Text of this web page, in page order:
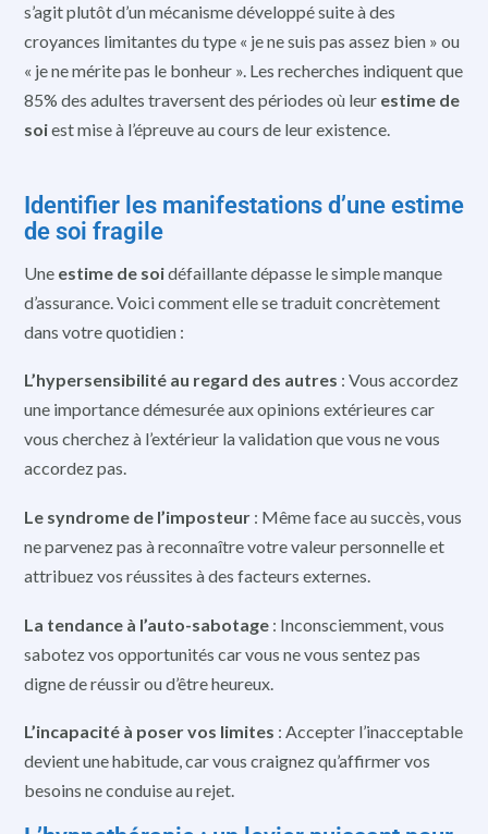
s’agit plutôt d’un mécanisme développé suite à des
croyances limitantes du type « je ne suis pas assez bien » ou
« je ne mérite pas le bonheur ». Les recherches indiquent que
85% des adultes traversent des périodes où leur estime de
soiest mise à l’épreuve au cours de leur existence.
Identifier les manifestations d’une estime
de soi fragile
Une estime de soidéfaillante dépasse le simple manque
d’assurance. Voici comment elle se traduit concrètement
dans votre quotidien :
L’hypersensibilité au regard des autres : Vous accordez
une importance démesurée aux opinions extérieures car
vous cherchez à l’extérieur la validation que vous ne vous
accordez pas.
Le syndrome de l’imposteur : Même face au succès, vous
ne parvenez pas à reconnaître votre valeur personnelle et
attribuez vos réussites à des facteurs externes.
La tendance à l’auto-sabotage : Inconsciemment, vous
sabotez vos opportunités car vous ne vous sentez pas
digne de réussir ou d’être heureux.
L’incapacité à poser vos limites : Accepter l’inacceptable
devient une habitude, car vous craignez qu’affirmer vos
besoins ne conduise au rejet.